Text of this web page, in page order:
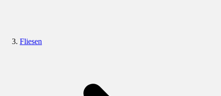
Fliesen